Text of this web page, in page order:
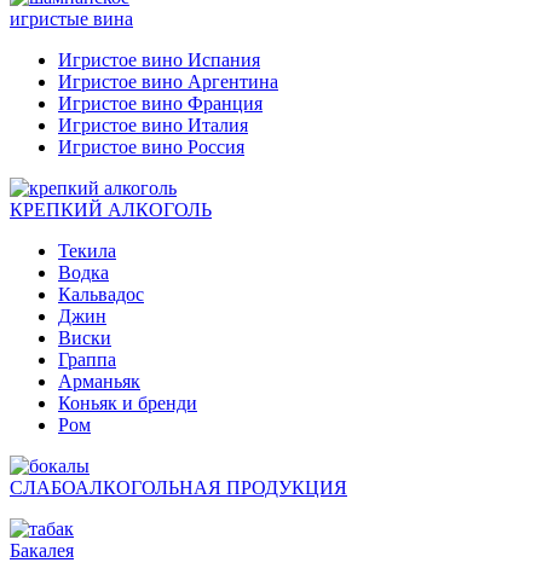
игристые вина
Игристое вино Испания
Игристое вино Аргентина
Игристое вино Франция
Игристое вино Италия
Игристое вино Россия
КРЕПКИЙ АЛКОГОЛЬ
Текила
Водка
Кальвадос
Джин
Виски
Граппа
Арманьяк
Коньяк и бренди
Ром
СЛАБОАЛКОГОЛЬНАЯ ПРОДУКЦИЯ
Бакалея